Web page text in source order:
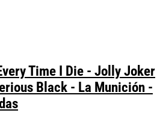
Time I Die - Jolly Joker
Black - La Munición -